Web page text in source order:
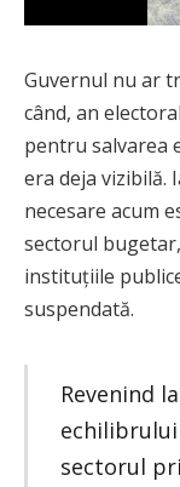
Guvernul nu ar
când, an
pentru salvarea
era deja vizibilă.
necesare acum
sectorul
instituțiile
suspendată.
Revenind
sectorul